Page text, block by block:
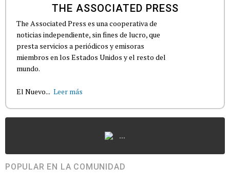
THE ASSOCIATED PRESS
The Associated Press es una cooperativa de
noticias independiente, sin fines de lucro, que
presta servicios a periódicos y emisoras
miembros en los Estados Unidos y el resto del
mundo.
El Nuevo... Leer más
...
POPULAR EN LA COMUNIDAD